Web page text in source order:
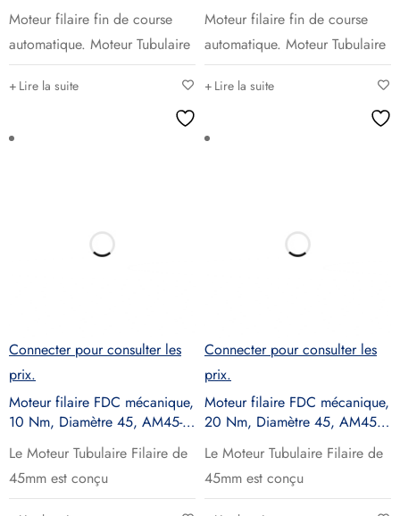
45, AM45-10/17-R
Moteur filaire fin de course
automatique. Moteur Tubulaire
Lire la suite
45, AM45-20/17-R
Moteur filaire fin de course
automatique. Moteur Tubulaire
Lire la suite
Connecter pour consulter les
prix.
Moteur filaire FDC mécanique,
10 Nm, Diamètre 45, AM45-
Le Moteur Tubulaire Filaire de
45mm est conçu
Connecter pour consulter les
prix.
Moteur filaire FDC mécanique,
20 Nm, Diamètre 45, AM45-
Le Moteur Tubulaire Filaire de
45mm est conçu